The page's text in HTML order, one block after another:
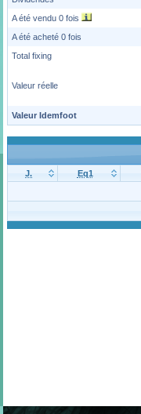
A été vendu 0 fois
A été acheté 0 fois
Total fixing
Valeur réelle
Valeur Idemfoot
J.
Eq1